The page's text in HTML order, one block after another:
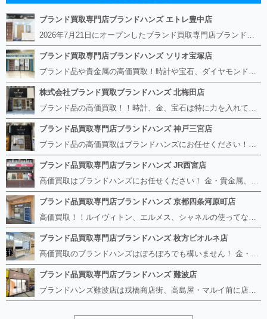
ブランド買取専門店ブランドハンズ エトレ豊中店
2026年7月21日にオープンしたブランド買取専門店ブランドハンズ エトレ豊中店です。 阪急豊中駅直結のショッピングモール エトレとよなかの１階に店舗がございます。 金・貴金属、ブランド品、時計、宝石などその他ブランド食器や美容機器、ブランド香水や化粧品などの取り扱いもございます。 熟練の鑑定士が親切・丁寧に接客、査定をさせていただきます。 査定だけでもOK。お気軽にご来店下さいませ！
ブランド買取専門店ブランドハンズ ソリオ宝塚店
ブランド品や貴金属の高価買取！時計や宝石、ダイヤモンドなど家に眠っているものがあったら捨てる前にブランドハンズへお越しください。 査定料は無料、お値段が付くものかお調べいたします！ 宅配買取もありますので使っていない古いルイヴィトンのバッグや財布、壊れているオメガの時計、千切れている金のネックレスや指輪、小型家電も取り扱っておりますのでお気軽にご利用下さい☆ その他ブランド食器、銀シルバー製品、美容機器、脱毛器、スマホなど幅広く取り扱っております！
株式会社ブランド買取ブランドハンズ 北梅田店
ブランド品の高価買取！！時計、金、宝石は特に力を入れています！ ルイヴィトン、シャネル、ロレックス、エルメスはもちろん、グッチ、プラダ、セリーヌ、フェンディなどなど、 その他ブランド食器、銀シルバー製品、美容機器、脱毛器、スマホなど幅広く取り扱っているので まずは無料査定にお越しください！ 手数料は全て無料！全国対応の宅配買取も行っておりますのでお気軽にご連絡下さい！
ブランド品買取専門店ブランドハンズ 神戸三宮店
ブランド品の高価買取はブランドハンズにお任せください！！ 高騰し続けている金・貴金属はもちろん、ルイヴィトン、エルメス、シャネル、ロレックスは特に力を入れております。 その他ブランド食器、銀シルバー製品、美容機器、脱毛器、スマホなど幅広く取り扱っております！ 鑑定士は経験豊富で親切丁寧な対応を心がけております。 鑑定書がないものでもしっかり見させて頂きます。
ブランド品買取専門店ブランドハンズ JR西宮店
高価買取はブランドハンズにお任せください！ 金・貴金属、ルイヴィトン、エルメス、シャネル、ロレックスは特に力を入れておりますが、 他店で断られたボロボロになったバッグや財布、壊れたブランド品、時計、千切れた貴金属もお買取り可能です。 経験豊富な鑑定士が宝石やダイヤモンドの鑑定書がないものでもしっかり見させて頂きます。 その他ブランド食器、銀シルバー製品、美容機器、脱毛器、スマホなど幅広く取り扱っております！ 是非お気軽にお越しください。
ブランド品買取専門店ブランドハンズ 京都四条河原町店
高価買取！！ルイヴィトン、エルメス、シャネルの使ってないものなど ブランドハンズならボロボロでも構いません。 他店に断られたものも当店ならお買取り可能です！ ロレックスやフェンディ、グッチも大歓迎です！ ブランド品や貴金属、時計、宝石、ダイヤモンドは特に高価買取ですのでお査定だけでもお待ちしております。
ブランド品買取専門店ブランドハンズ 枚方ビオルネ店
高価買取のブランドハンズはぼろぼろでも構いません！ 金・貴金属、ルイヴィトンやエルメス、シャネルの使ってないものはございませんか？ 他店に断られたものも当店ならお買取り可能です！ ロレックスやフェンディ、グッチも大歓迎！ ブランド品や貴金属、時計、宝石、ダイヤモンドは特に高価買取ですがブランド食器、スマホ、美容機器、銀製品など幅広く取り扱っております。
ブランド品買取専門店ブランドハンズ 難波店
ブランドハンズ難波店は戎橋商店街、高島屋・マルイ前に店舗があります！ ボロボロのルイヴィトン、エルメス、シャネルも高価買取！！ ぼろぼろのものでもブランドハンズなら高くお買取り致します！ ブランド香水や化粧品、動かない時計、ロレックスは特に高価買取です。 貴金属や宝石、ダイヤモンドの鑑定書がないものでもしっかり見させて頂きます。 是非お気軽にお越しください。